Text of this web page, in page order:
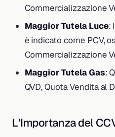
Commercializzazione
Maggior Tutela Luce:
è indicato come PCV,
Commercializzazione
Maggior Tutela Gas:
QVD, Quota Vendita al
L’Importanza del